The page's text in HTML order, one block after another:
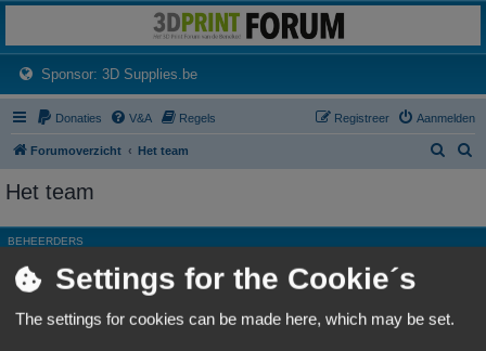
Het 3D print forum van de Benelux na de sluiting van 3dprintforum.nl
Sponsor: 3D Supplies.be(Opens a new tab)
Donaties V&A Regels Aanmelden
Registreer
Forumoverzicht Het team
k
k
Het team
BEHEERDERS
Rang, Gebruikersnaam Site Admin Ch3vr0n
Settings for the Cookie´s
The settings for cookies can be made here, which may be set.